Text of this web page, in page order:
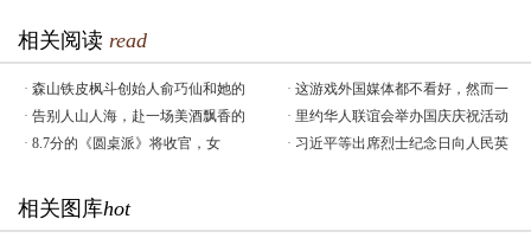
相关阅读 read
· 森山铁皮枫斗创始人俞巧仙和她的 · 这游戏外国媒体都不看好，然而一
· 告别人山人海，赴一场美酒飘香的 · 里约华人联谊会举办国庆庆祝活动
· 8.7分的《圆桌派》将收官，女 · 习近平等出席烈士纪念日向人民英
相关图库hot